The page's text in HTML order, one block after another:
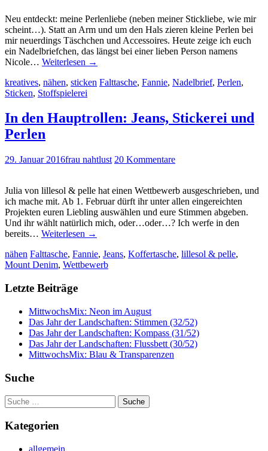
Neu entdeckt: meine Perlenliebe (neben meiner Stickliebe, wie mir
scheint…). Statt an Arm und um den Hals zieren kleine Perlen bei
mir neuerdings Täschchen und Accessoires. Heute zeige ich euch
ein Nadelbriefchen, das längst bei einer lieben Person namens
Nicole… Weiterlesen →
kreatives, nähen, sticken Falttasche, Fannie, Nadelbrief, Perlen,
Sticken, Stoffspielerei
In den Hauptrollen: Jeans, Stickerei und
Perlen
29. Januar 2016frau nahtlust 20 Kommentare
Julia von lillesol & pelle hat einen Wettbewerb ausgeschrieben, und
ich mache mit. Ab 1. Februar dürft ihr unter allen eingereichten
Projekten euren Liebling auswählen und eure Stimmen abgeben.
Und ihr wählt natürlich mich, oder…oder…? Ich werfe in den
bereits… Weiterlesen →
nähen Falttasche, Fannie, Jeans, Koffertasche, lillesol & pelle,
Mount Denim, Wettbewerb
Letzte Beiträge
MittwochsMix: Neon im August
Das Jahr der Landschaften: Stimmen (32/52)
Das Jahr der Landschaften: Kompass (31/52)
Das Jahr der Landschaften: Flussbett (30/52)
MittwochsMix: Blau & Transparenzen
Suche
Suche
nach:
Kategorien
allgemein